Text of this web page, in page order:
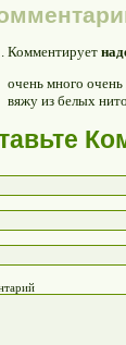
Комментирует
очень много
вяжу из белых